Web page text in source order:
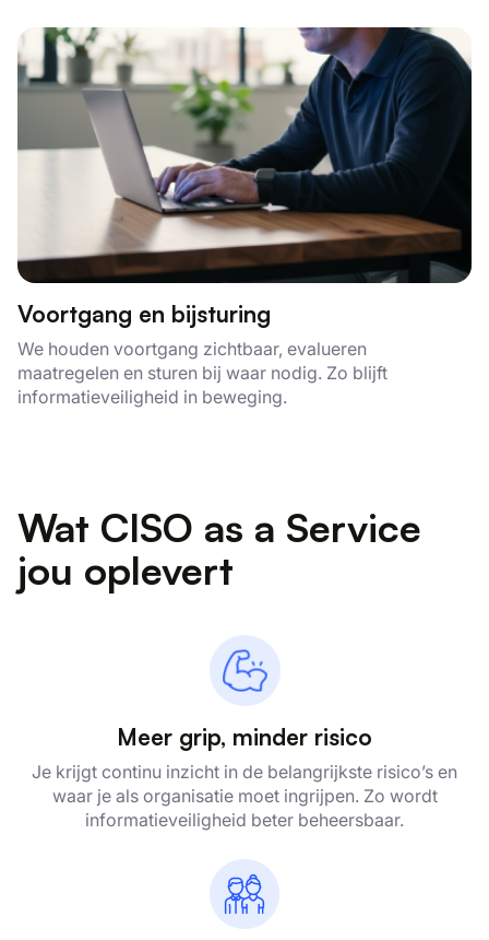
Voortgang en bijsturing
We houden voortgang zichtbaar, evalueren
maatregelen en sturen bij waar nodig. Zo blijft
informatieveiligheid in beweging.
Wat CISO as a Service
jou oplevert
Meer grip, minder risico
Je krijgt continu inzicht in de belangrijkste risico’s en
waar je als organisatie moet ingrijpen. Zo wordt
informatieveiligheid beter beheersbaar.